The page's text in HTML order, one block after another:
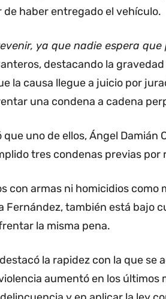
haber entregado el vehículo.
ya que nadie espera
destacando la
la causa llegue a juicio por
una condena a cadena
uno de ellos, Ángel Damián
tres condenas previas por
con armas ni homicidios como
también está bajo
la misma pena.
la rapidez con la que se
aumentó en los últimos